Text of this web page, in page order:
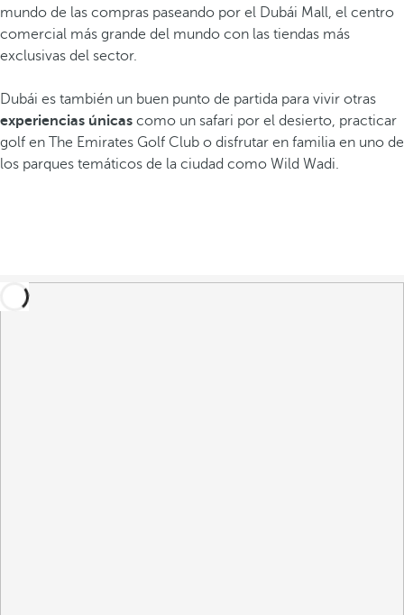
mundo de las compras paseando por el Dubái Mall, el centro
comercial más grande del mundo con las tiendas más
exclusivas del sector.
Dubái es también un buen punto de partida para vivir otras
experiencias únicas como un safari por el desierto, practicar
golf en The Emirates Golf Club o disfrutar en familia en uno de
los parques temáticos de la ciudad como Wild Wadi.